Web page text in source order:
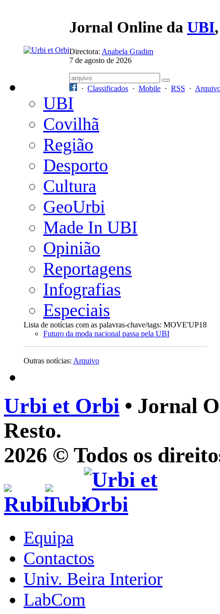
Jornal Online da UBI
Directora: Anabela Gradim
7 de agosto de 2026
· Classificados · Mobile · RSS ·
UBI
Covilhã
Região
Desporto
Cultura
GeoUrbi
Made In UBI
Opinião
Reportagens
Infografias
Especiais
Lista de notícias com as palavras-chave/tags: MOVE'UP18
Futuro da moda nacional passa pela UBI
Outras notícias: Arquivo
Urbi et Orbi • Jornal
Resto.
2026 © Todos os
Equipa
Contactos
Univ. Beira Interior
LabCom